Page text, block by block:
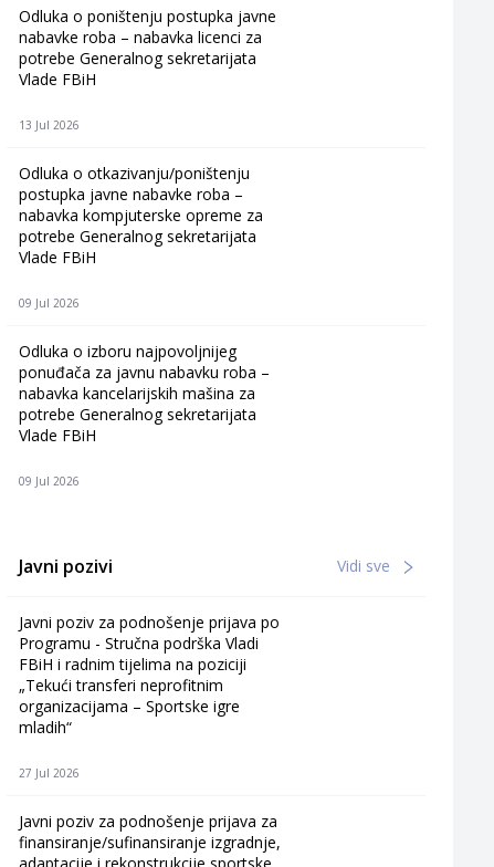
Odluka o poništenju postupka javne
nabavke roba – nabavka licenci za
potrebe Generalnog sekretarijata
Vlade FBiH
13 Jul 2026
Odluka o otkazivanju/poništenju
postupka javne nabavke roba –
nabavka kompjuterske opreme za
potrebe Generalnog sekretarijata
Vlade FBiH
09 Jul 2026
Odluka o izboru najpovoljnijeg
ponuđača za javnu nabavku roba –
nabavka kancelarijskih mašina za
potrebe Generalnog sekretarijata
Vlade FBiH
09 Jul 2026
Javni pozivi Vidi sve
Javni poziv za podnošenje prijava po
Programu - Stručna podrška Vladi
FBiH i radnim tijelima na poziciji
„Tekući transferi neprofitnim
organizacijama – Sportske igre
mladih“
27 Jul 2026
Javni poziv za podnošenje prijava za
finansiranje/sufinansiranje izgradnje,